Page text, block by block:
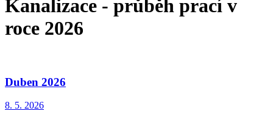
Kanalizace - průběh prací v
roce 2026
Duben 2026
8. 5. 2026